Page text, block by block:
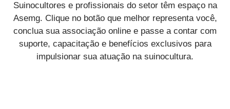
Suinocultores e profissionais do setor têm espaço na
Asemg. Clique no botão que melhor representa você,
conclua sua associação online e passe a contar com
suporte, capacitação e benefícios exclusivos para
impulsionar sua atuação na suinocultura.